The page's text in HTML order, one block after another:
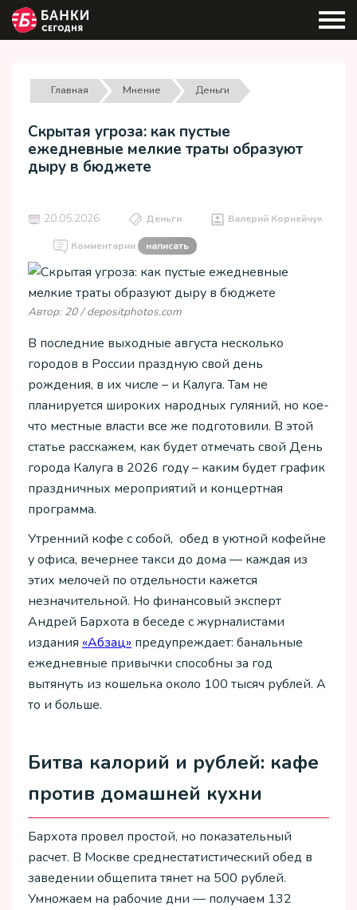
Главная Мнение Деньги
Скрытая угроза: как пустые
ежедневные мелкие траты образуют
дыру в бюджете
20.05.2026 Деньги Валерий Корнейчук
Комментарии написать
Автор: 20 / depositphotos.com
В последние выходные августа несколько
городов в России праздную свой день
рождения, в их числе – и Калуга. Там не
планируется широких народных гуляний, но кое-
что местные власти все же подготовили. В этой
статье расскажем, как будет отмечать свой День
города Калуга в 2026 году – каким будет график
праздничных мероприятий и концертная
программа.
Утренний кофе с собой, обед в уютной кофейне
у офиса, вечернее такси до дома — каждая из
этих мелочей по отдельности кажется
незначительной. Но финансовый эксперт
Андрей Бархота в беседе с журналистами
издания «Абзац» предупреждает: банальные
ежедневные привычки способны за год
вытянуть из кошелька около 100 тысяч рублей. А
то и больше.
Битва калорий и рублей: кафе
против домашней кухни
Бархота провел простой, но показательный
расчет. В Москве среднестатистический обед в
заведении общепита тянет на 500 рублей.
Умножаем на рабочие дни — получаем 132